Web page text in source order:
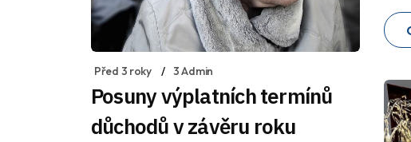
Před 3 roky 3 Admin
Posuny výplatních termínů
důchodů v závěru roku